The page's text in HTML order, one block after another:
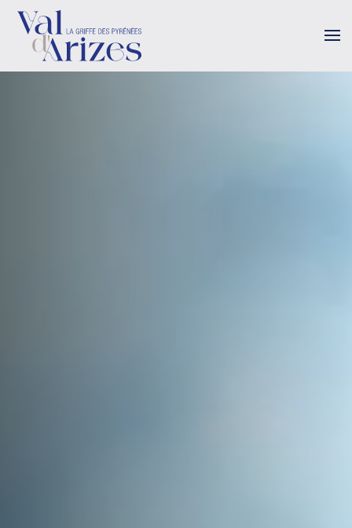
Accéder au contenu principal